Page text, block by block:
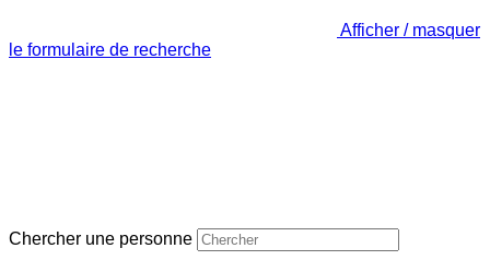
Afficher / masquer
le formulaire de recherche
Chercher une personne